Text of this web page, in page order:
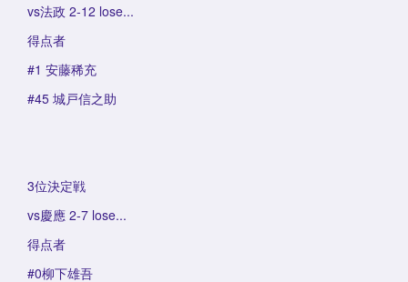
vs法政 2-12 lose...
得点者
#1 安藤稀充
#45 城戸信之助
3位決定戦
vs慶應 2-7 lose...
得点者
#0柳下雄吾